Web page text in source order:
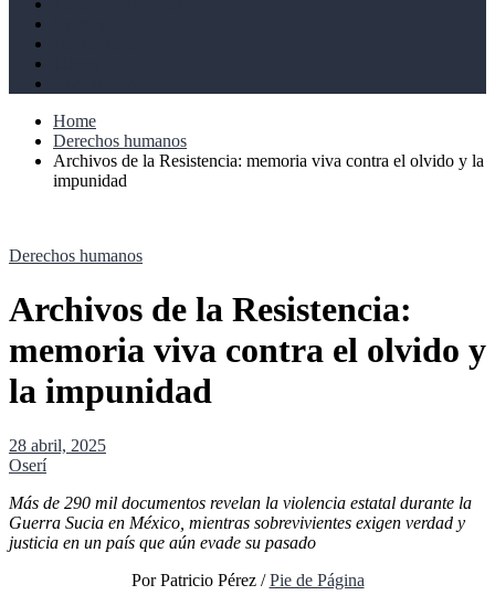
Home
Derechos humanos
Archivos de la Resistencia: memoria viva contra el olvido y la
impunidad
Derechos humanos
Archivos de la Resistencia:
memoria viva contra el olvido y
la impunidad
28 abril, 2025
Oserí
Más de 290 mil documentos revelan la violencia estatal durante la
Guerra Sucia en México, mientras sobrevivientes exigen verdad y
justicia en un país que aún evade su pasado
Por Patricio Pérez /Pie de Página